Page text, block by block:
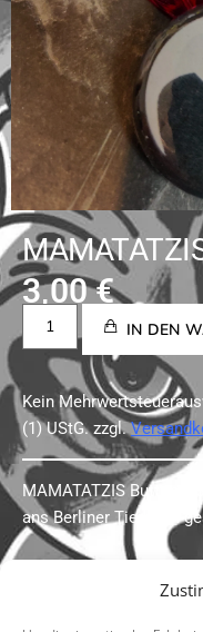
3,00€
IN DEN
Kein
(1) UStG. zzgl.
MAMATATZIS Button,
ans Berliner Tierheim